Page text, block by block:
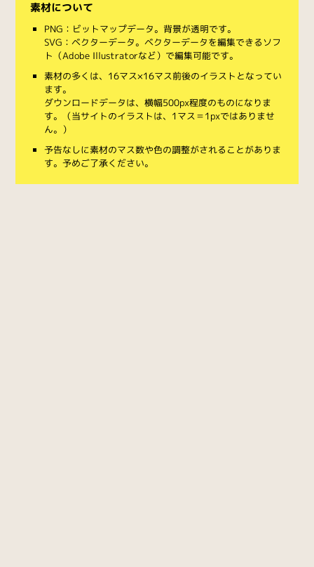
素材について
PNG：ビットマップデータ。背景が透明です。
SVG：ベクターデータ。ベクターデータを編集できるソフ
ト（Adobe Illustratorなど）で編集可能です。
素材の多くは、16マス×16マス前後のイラストとなってい
ます。
ダウンロードデータは、横幅500px程度のものになりま
す。（当サイトのイラストは、1マス＝1pxではありませ
ん。）
予告なしに素材のマス数や色の調整がされることがありま
す。予めご了承ください。